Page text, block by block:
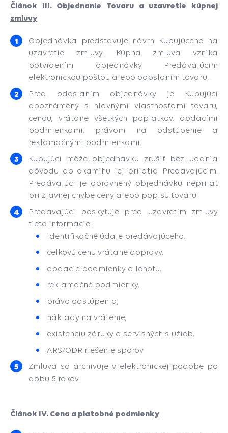
Článok III. Objednanie Tovaru a uzavretie kúpnej
zmluvy
Objednávka predstavuje návrh Kupujúceho na
uzavretie zmluvy. Kúpna zmluva vzniká
potvrdením objednávky Predávajúcim
elektronickou poštou alebo odoslaním tovaru.
Pred odoslaním objednávky je Kupujúci
oboznámený s hlavnými vlastnosťami tovaru,
cenou, vrátane všetkých poplatkov, dodacími
podmienkami, právom na odstúpenie a
reklamačnými podmienkami.
Kupujúci môže objednávku zrušiť bez udania
dôvodu do okamihu jej prijatia Predávajúcim.
Predávajúci je oprávnený objednávku neprijať
pri zjavnej chybe ceny alebo popisu tovaru.
Predávajúci poskytuje pred uzavretím zmluvy
tieto informácie:
identifikačné údaje predávajúceho,
celkovú cenu vrátane dopravy,
dodacie podmienky a lehotu,
reklamačné podmienky,
právo odstúpenia,
náklady na vrátenie,
existenciu záruky a servisných služieb,
ARS/ODR riešenie sporov
Zmluva sa archivuje v elektronickej podobe po
dobu 5 rokov.
Článok IV. Cena a platobné podmienky